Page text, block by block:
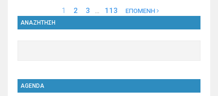
1 2 3 … 113 ΕΠΟΜΕΝΗ
ΑΝΑΖΗΤΗΣΗ
AGENDA